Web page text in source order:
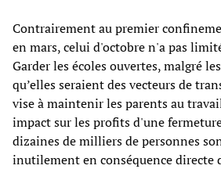
Contrairement au premier
en mars, celui d'octobre n'a pas
Garder les écoles ouvertes, malgré
qu’elles seraient des vecteurs de
vise à maintenir les parents au
impact sur les profits d'une
dizaines de milliers de personnes
inutilement en conséquence directe